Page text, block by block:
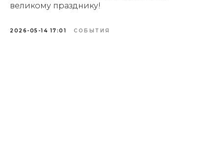
великому празднику!
2026-05-14 17:01 СОБЫТИЯ